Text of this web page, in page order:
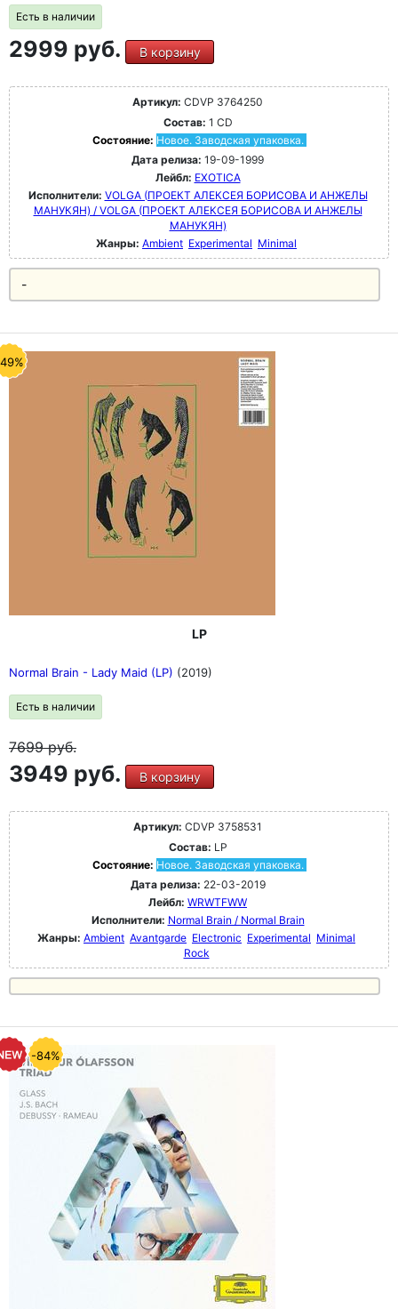
Есть в наличии
2999 руб. В корзину
Артикул: CDVP 3764250
Состав: 1 CD
Состояние: Новое. Заводская упаковка.
Дата релиза: 19-09-1999
Лейбл: EXOTICA
Исполнители: VOLGA (ПРОЕКТ АЛЕКСЕЯ БОРИСОВА И АНЖЕЛЫ
МАНУКЯН) / VOLGA (ПРОЕКТ АЛЕКСЕЯ БОРИСОВА И АНЖЕЛЫ
МАНУКЯН)
Жанры: Ambient Experimental Minimal
-
LP
Normal Brain - Lady Maid (LP) (2019)
Есть в наличии
7699руб.
3949 руб. В корзину
Артикул: CDVP 3758531
Состав: LP
Состояние: Новое. Заводская упаковка.
Дата релиза: 22-03-2019
Лейбл: WRWTFWW
Исполнители: Normal Brain / Normal Brain
Жанры: Ambient Avantgarde Electronic Experimental Minimal
Rock
-84%